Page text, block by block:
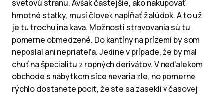
svetovú stranu. Avšak častejšie, ako nakupovať
hmotné statky, musí človek napĺňať žalúdok. A to už
je tu trochu iná káva. Možnosti stravovania sú tu
pomerne obmedzené. Do kantíny na prízemí by som
neposlal ani nepriateľa. Jedine v prípade, že by mal
chuť na špecialitu z ropných derivátov. V neďalekom
obchode s nábytkom síce nevaria zle, no pomerne
rýchlo dostanete pocit, že ste sa zasekli v časovej